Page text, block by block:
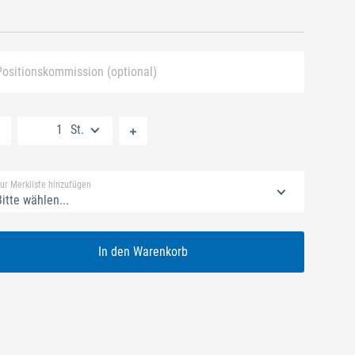
(optional)
St.
Merkliste hinzufügen
wählen...
In den Warenkorb